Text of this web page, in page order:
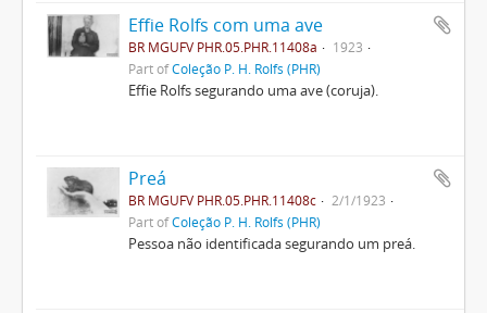
Effie Rolfs com uma ave
BR MGUFV PHR.05.PHR.11408a
1923
Part ofColeção P. H. Rolfs (PHR)
Effie Rolfs segurando uma ave (coruja).
Preá
BR MGUFV PHR.05.PHR.11408c
2/1/1923
Part ofColeção P. H. Rolfs (PHR)
Pessoa não identificada segurando um preá.